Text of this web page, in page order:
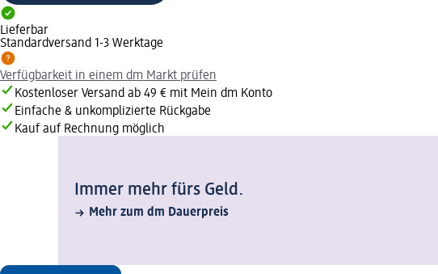
Lieferbar
Standardversand 1-3 Werktage
Verfügbarkeit in einem dm Markt prüfen
Kostenloser Versand ab 49 € mit Mein dm Konto
Einfache & unkomplizierte Rückgabe
Kauf auf Rechnung möglich
Immer mehr fürs Geld.
Mehr zum dm Dauerpreis